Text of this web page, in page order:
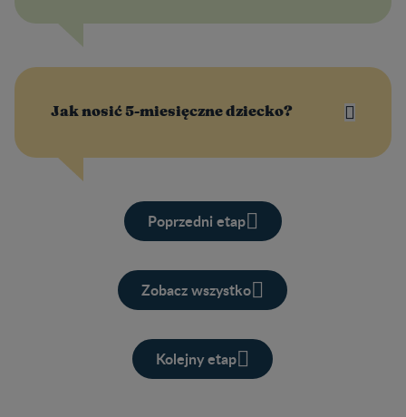
Jak nosić 5-miesięczne dziecko?
Poprzedni etap
Zobacz wszystko
Kolejny etap